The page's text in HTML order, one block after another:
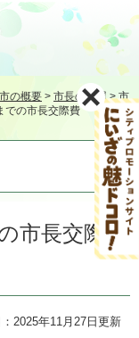
市の概要 > 市長の部屋 >市
での市長交際費
市長交際
2025年11月27日更新